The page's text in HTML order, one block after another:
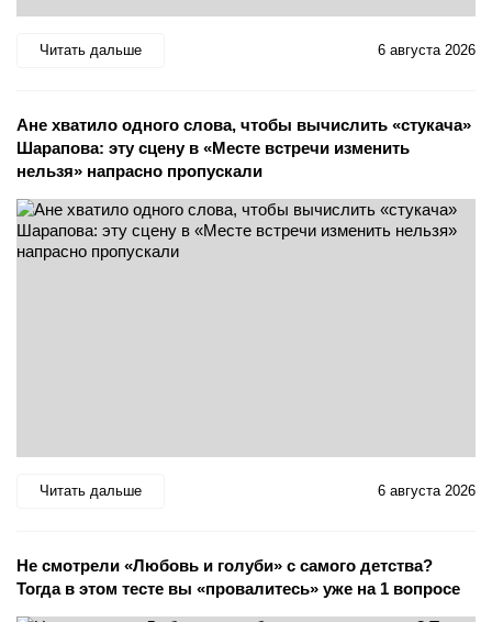
Читать дальше 6 августа 2026
Ане хватило одного слова, чтобы вычислить «стукача»
Шарапова: эту сцену в «Месте встречи изменить
нельзя» напрасно пропускали
Читать дальше 6 августа 2026
Не смотрели «Любовь и голуби» с самого детства?
Тогда в этом тесте вы «провалитесь» уже на 1 вопросе